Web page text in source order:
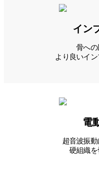
イン
骨への
より良いイ
電
超音波振
硬組織